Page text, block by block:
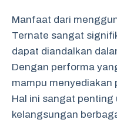
Manfaat dari
Ternate sangat
dapat diandalkan
Dengan performa
mampu menyediakan
Hal ini sangat penting
kelangsungan